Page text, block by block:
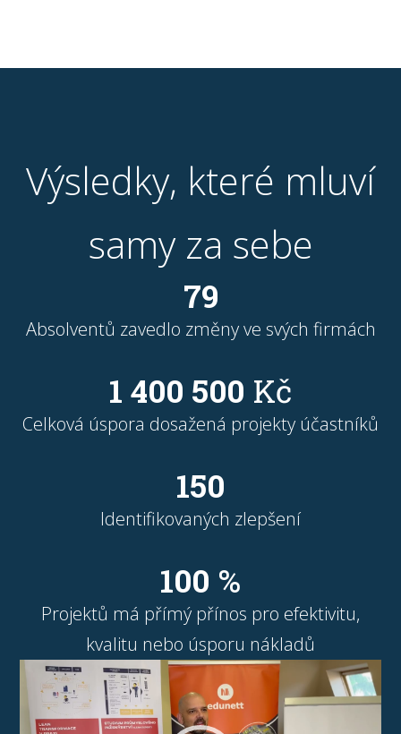
Výsledky, které mluví
samy za sebe
79
Absolventů zavedlo změny ve svých firmách
1 400 500 Kč
Celková úspora dosažená projekty účastníků
150
Identifikovaných zlepšení
100 %
Projektů má přímý přínos pro efektivitu,
kvalitu nebo úsporu nákladů
Video
přehrávač